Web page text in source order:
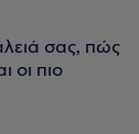
σας, πώς
οι πιο